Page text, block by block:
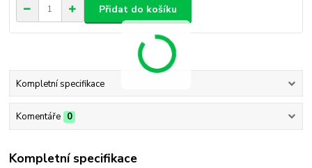
Přidat do košíku
Kompletní specifikace
Komentáře 0
Kompletní specifikace